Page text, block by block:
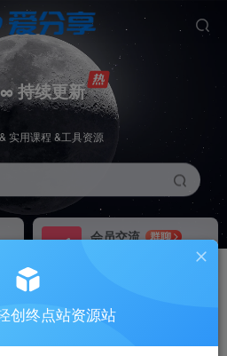
持续更新
实用课程 &工具资源
会员交流
群聊
24小时自动赚钱
创终点站资源站